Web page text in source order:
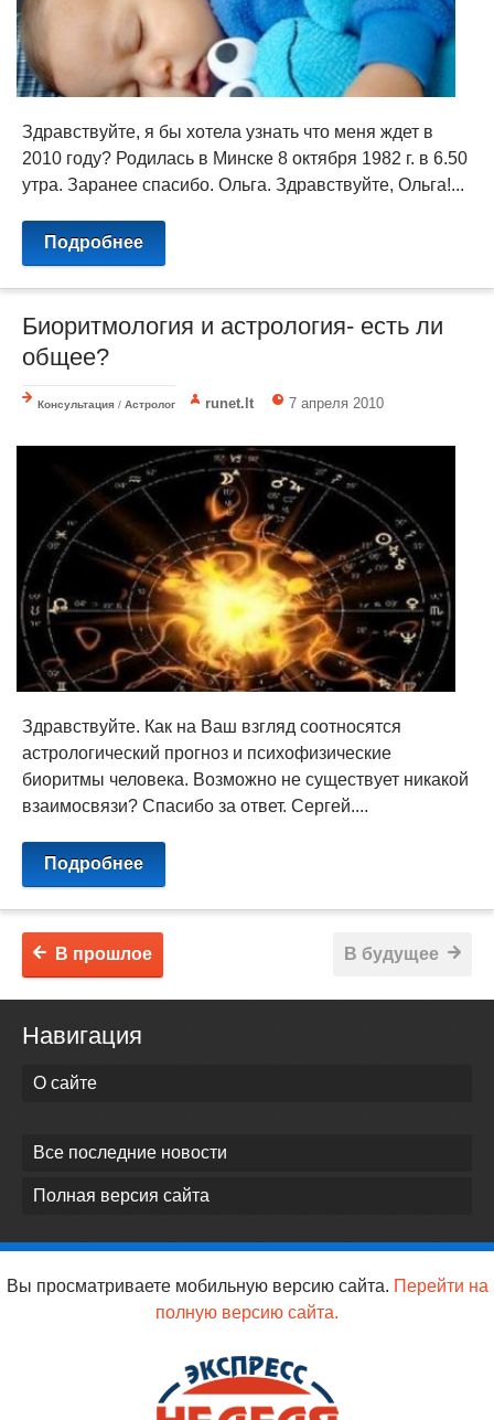
Здравствуйте, я бы хотела узнать что меня ждет в
2010 году? Родилась в Минске 8 октября 1982 г. в 6.50
утра. Заранее спасибо. Ольга. Здравствуйте, Ольга!...
Подробнее
Биоритмология и астрология- есть ли
общее?
Консультация / Астролог runet.lt 7 апреля 2010
Здравствуйте. Как на Ваш взгляд соотносятся
астрологический прогноз и психофизические
биоритмы человека. Возможно не существует никакой
взаимосвязи? Спасибо за ответ. Сергей....
Подробнее
В будущее
В прошлое
Навигация
О сайте
Все последние новости
Полная версия сайта
Вы просматриваете мобильную версию сайта. Перейти на
полную версию сайта.